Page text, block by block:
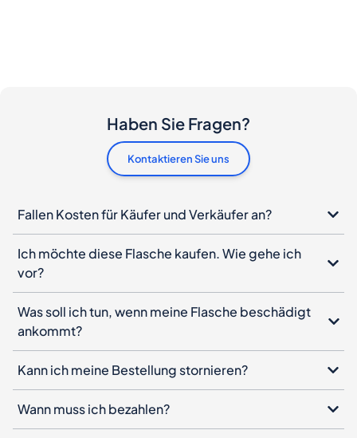
Haben Sie Fragen?
Kontaktieren Sie uns
Fallen Kosten für Käufer und Verkäufer an?
Ich möchte diese Flasche kaufen. Wie gehe ich
vor?
Was soll ich tun, wenn meine Flasche beschädigt
ankommt?
Kann ich meine Bestellung stornieren?
Wann muss ich bezahlen?